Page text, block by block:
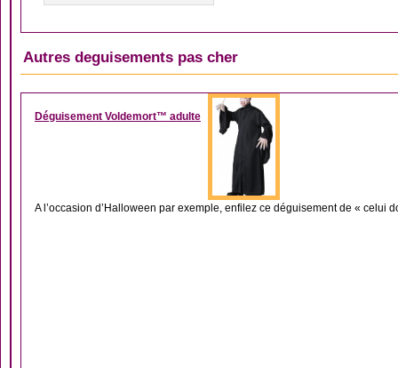
Autres deguisements pas cher
DÉGUISEMENT
Déguisement Voldemort™ adulte
A l’occasion d’Halloween par exemple, enfilez ce déguisement de « celui